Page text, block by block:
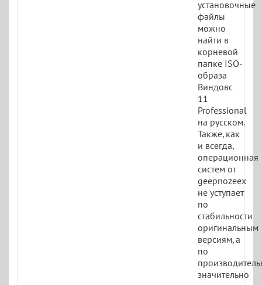
установочные
файлы
можно
найти в
корневой
папке ISO-
образа
Виндовс
11
Professional
на русском.
Также, как
и всегда,
операционная
систем от
geepnozeex
не уступает
по
стабильности
оригинальным
версиям, а
по
значительно